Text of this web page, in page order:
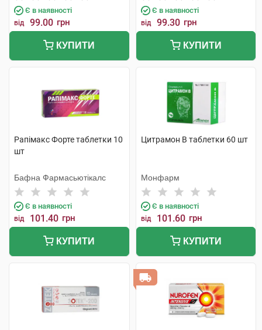
Є в наявності
від 99.00 грн
КУПИТИ
Є в наявності
від 99.30 грн
КУПИТИ
Рапімакс Форте таблетки 10
шт
Бафна Фармасьютікалс
Є в наявності
від 101.40 грн
КУПИТИ
Цитрамон В таблетки 60 шт
Монфарм
Є в наявності
від 101.60 грн
КУПИТИ